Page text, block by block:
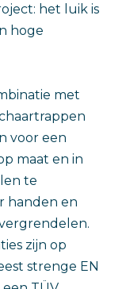
het luik is
hoge
met
voor een
maat en in
te
handen en
zijn op
strenge EN